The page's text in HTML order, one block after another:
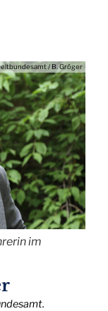
/ B. Gröger
im